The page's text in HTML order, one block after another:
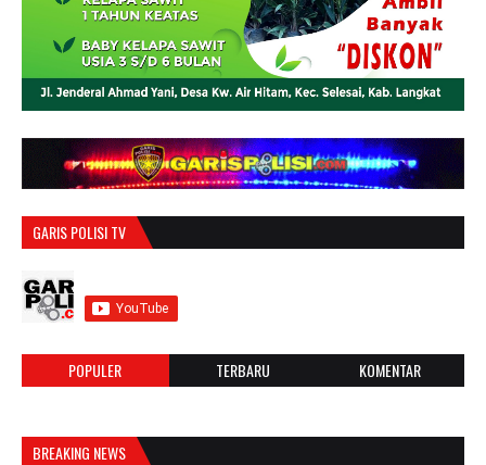
GARIS POLISI TV
POPULER TERBARU KOMENTAR
BREAKING NEWS